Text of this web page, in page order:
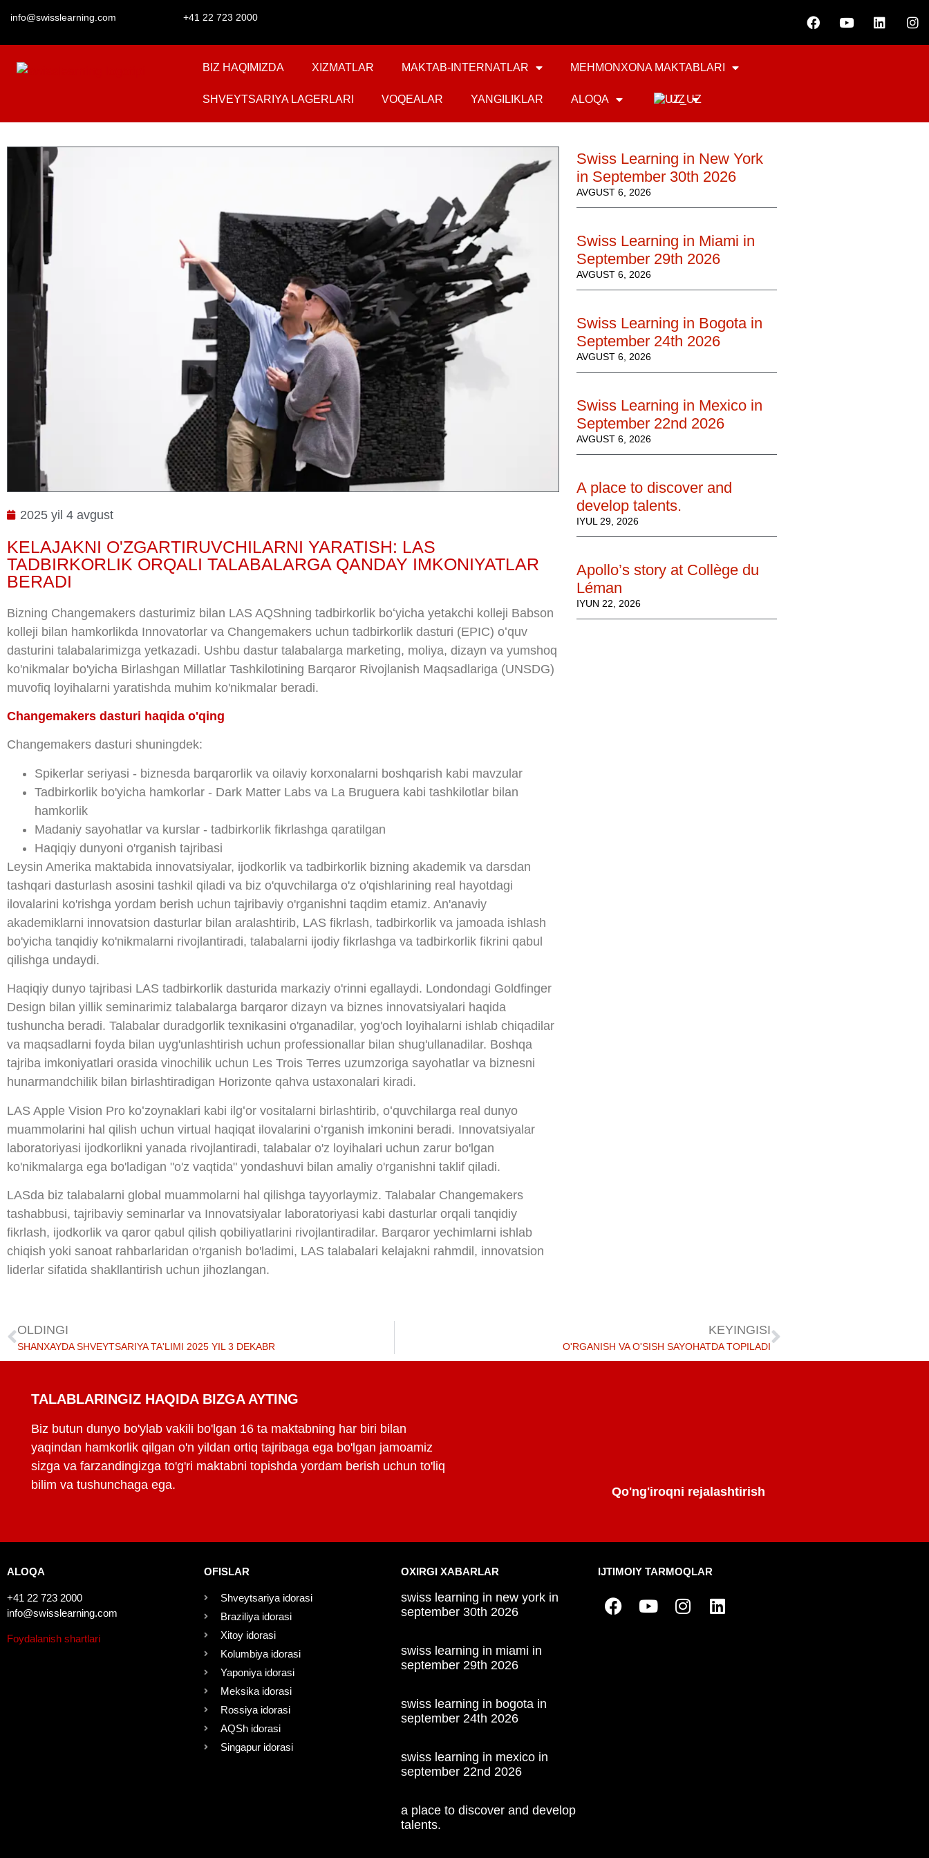
info@swisslearning.com +41 22 723 2000
BIZ HAQIMIZDA XIZMATLAR MAKTAB-INTERNATLAR MEHMONXONA MAKTABLARI
SHVEYTSARIYA LAGERLARI VOQEALAR YANGILIKLAR ALOQA UZ
2025 yil 4 avgust
KELAJAKNI O'ZGARTIRUVCHILARNI YARATISH: LAS
TADBIRKORLIK ORQALI TALABALARGA QANDAY IMKONIYATLAR
BERADI
Bizning Changemakers dasturimiz bilan LAS AQShning tadbirkorlik boʻyicha yetakchi kolleji Babson
kolleji bilan hamkorlikda Innovatorlar va Changemakers uchun tadbirkorlik dasturi (EPIC) oʻquv
dasturini talabalarimizga yetkazadi. Ushbu dastur talabalarga marketing, moliya, dizayn va yumshoq
ko'nikmalar bo'yicha Birlashgan Millatlar Tashkilotining Barqaror Rivojlanish Maqsadlariga (UNSDG)
muvofiq loyihalarni yaratishda muhim ko'nikmalar beradi.
Changemakers dasturi haqida o'qing
Changemakers dasturi shuningdek:
Spikerlar seriyasi - biznesda barqarorlik va oilaviy korxonalarni boshqarish kabi mavzular
Tadbirkorlik bo'yicha hamkorlar - Dark Matter Labs va La Bruguera kabi tashkilotlar bilan
hamkorlik
Madaniy sayohatlar va kurslar - tadbirkorlik fikrlashga qaratilgan
Haqiqiy dunyoni o'rganish tajribasi
Leysin Amerika maktabida innovatsiyalar, ijodkorlik va tadbirkorlik bizning akademik va darsdan
tashqari dasturlash asosini tashkil qiladi va biz o'quvchilarga o'z o'qishlarining real hayotdagi
ilovalarini ko'rishga yordam berish uchun tajribaviy o'rganishni taqdim etamiz. An'anaviy
akademiklarni innovatsion dasturlar bilan aralashtirib, LAS fikrlash, tadbirkorlik va jamoada ishlash
bo'yicha tanqidiy ko'nikmalarni rivojlantiradi, talabalarni ijodiy fikrlashga va tadbirkorlik fikrini qabul
qilishga undaydi.
Haqiqiy dunyo tajribasi LAS tadbirkorlik dasturida markaziy o'rinni egallaydi. Londondagi Goldfinger
Design bilan yillik seminarimiz talabalarga barqaror dizayn va biznes innovatsiyalari haqida
tushuncha beradi. Talabalar duradgorlik texnikasini o'rganadilar, yog'och loyihalarni ishlab chiqadilar
va maqsadlarni foyda bilan uyg'unlashtirish uchun professionallar bilan shug'ullanadilar. Boshqa
tajriba imkoniyatlari orasida vinochilik uchun Les Trois Terres uzumzoriga sayohatlar va biznesni
hunarmandchilik bilan birlashtiradigan Horizonte qahva ustaxonalari kiradi.
LAS Apple Vision Pro koʻzoynaklari kabi ilgʻor vositalarni birlashtirib, oʻquvchilarga real dunyo
muammolarini hal qilish uchun virtual haqiqat ilovalarini oʻrganish imkonini beradi. Innovatsiyalar
laboratoriyasi ijodkorlikni yanada rivojlantiradi, talabalar o'z loyihalari uchun zarur bo'lgan
ko'nikmalarga ega bo'ladigan "o'z vaqtida" yondashuvi bilan amaliy o'rganishni taklif qiladi.
LASda biz talabalarni global muammolarni hal qilishga tayyorlaymiz. Talabalar Changemakers
tashabbusi, tajribaviy seminarlar va Innovatsiyalar laboratoriyasi kabi dasturlar orqali tanqidiy
fikrlash, ijodkorlik va qaror qabul qilish qobiliyatlarini rivojlantiradilar. Barqaror yechimlarni ishlab
chiqish yoki sanoat rahbarlaridan o'rganish bo'ladimi, LAS talabalari kelajakni rahmdil, innovatsion
liderlar sifatida shakllantirish uchun jihozlangan.
Swiss Learning in New York
in September 30th 2026
AVGUST 6, 2026
Swiss Learning in Miami in
September 29th 2026
AVGUST 6, 2026
Swiss Learning in Bogota in
September 24th 2026
AVGUST 6, 2026
Swiss Learning in Mexico in
September 22nd 2026
AVGUST 6, 2026
A place to discover and
develop talents.
IYUL 29, 2026
Apollo’s story at Collège du
Léman
IYUN 22, 2026
OLDINGI
SHANXAYDA SHVEYTSARIYA TA'LIMI 2025 YIL 3 DEKABR
KEYINGISI
O'RGANISH VA O'SISH SAYOHATDA TOPILADI
TALABLARINGIZ HAQIDA BIZGA AYTING
Biz butun dunyo bo'ylab vakili bo'lgan 16 ta maktabning har biri bilan
yaqindan hamkorlik qilgan o'n yildan ortiq tajribaga ega bo'lgan jamoamiz
sizga va farzandingizga to'g'ri maktabni topishda yordam berish uchun to'liq
bilim va tushunchaga ega.
Qo'ng'iroqni rejalashtirish
ALOQA
+41 22 723 2000
info@swisslearning.com
Foydalanish shartlari
OFISLAR
Shveytsariya idorasi
Braziliya idorasi
Xitoy idorasi
Kolumbiya idorasi
Yaponiya idorasi
Meksika idorasi
Rossiya idorasi
AQSh idorasi
Singapur idorasi
OXIRGI XABARLAR
swiss learning in new york in
september 30th 2026
swiss learning in miami in
september 29th 2026
swiss learning in bogota in
september 24th 2026
swiss learning in mexico in
september 22nd 2026
a place to discover and develop
talents.
IJTIMOIY TARMOQLAR